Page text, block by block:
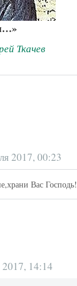
Ткачев
2017, 00:23
Вас Господь!
2017, 14:14